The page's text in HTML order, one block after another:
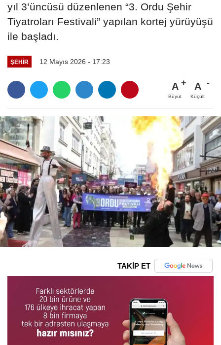
yıl 3’üncüsü düzenlenen “3. Ordu Şehir
Tiyatroları Festivali” yapılan kortej yürüyüşü
ile başladı.
ŞEHIR 12 Mayıs 2026 - 17:23
A
Büyüt
A
Küçült
TAKİP ET